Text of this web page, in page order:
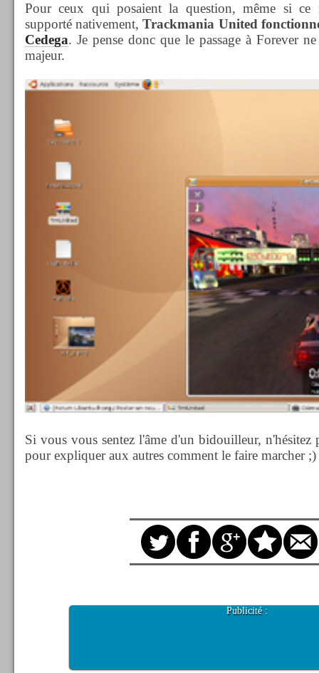
Pour ceux qui posaient la question, même si ce
supporté nativement,Trackmania United
Cedega. Je pense donc que le passage à Forever
majeur.
Si vous vous sentez l'âme d'un bidouilleur, n'hésitez
pour expliquer aux autres comment le faire marcher ;)
Publicité :